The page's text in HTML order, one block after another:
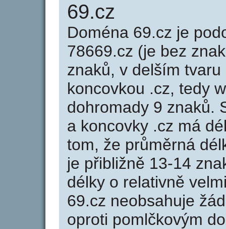
69.cz
Doména 69.cz je
78669.cz (je bez
znaků, v delším
koncovkou .cz, tedy
dohromady 9 znaků.
a koncovky .cz má
tom, že průměrná
je přibližně 13-14
délky o relativně
69.cz neobsahuje
oproti pomlčkovým